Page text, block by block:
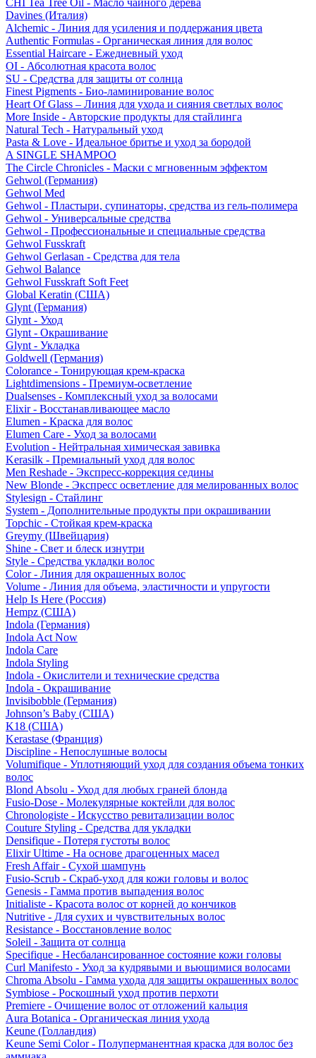
CHI Tea Tree Oil - Масло чайного дерева
Davines (Италия)
Alchemic - Линия для усиления и поддержания цвета
Authentic Formulas - Органическая линия для волос
Essential Haircare - Eжедневный уход
OI - Абсолютная красота волос
SU - Средства для защиты от солнца
Finest Pigments - Био-ламинирование волос
Heart Of Glass – Линия для ухода и сияния светлых волос
More Inside - Авторские продукты для стайлинга
Natural Tech - Натуральный уход
Pasta & Love - Идеальное бритье и уход за бородой
A SINGLE SHAMPOO
The Circle Chronicles - Маски с мгновенным эффектом
Gehwol (Германия)
Gehwol Med
Gehwol - Пластыри, супинаторы, средства из гель-полимера
Gehwol - Универсальные средства
Gehwol - Профессиональные и специальные средства
Gehwol Fusskraft
Gehwol Gerlasan - Средства для тела
Gehwol Balance
Gehwol Fusskraft Soft Feet
Global Keratin (США)
Glynt (Германия)
Glynt - Уход
Glynt - Окрашивание
Glynt - Укладка
Goldwell (Германия)
Colorance - Тонирующая крем-краска
Lightdimensions - Премиум-осветление
Dualsenses - Комплексный уход за волосами
Elixir - Восстанавливающее масло
Elumen - Краска для волос
Elumen Care - Уход за волосами
Evolution - Нейтральная химическая завивка
Kerasilk - Премиальный уход для волос
Men Reshade - Экспресс-коррекция седины
New Blonde - Экспресс осветление для мелированных волос
Stylesign - Стайлинг
System - Дополнительные продукты при окрашивании
Topchic - Стойкая крем-краска
Greymy (Швейцария)
Shine - Свет и блеск изнутри
Style - Средства укладки волос
Color - Линия для окрашенных волос
Volume - Линия для объема, эластичности и упругости
Help Is Here (Россия)
Hempz (США)
Indola (Германия)
Indola Act Now
Indola Care
Indola Styling
Indola - Окислители и технические средства
Indola - Окрашивание
Invisibobble (Германия)
Johnson’s Baby (США)
K18 (США)
Kerastase (Франция)
Discipline - Непослушные волосы
Volumifique - Уплотняющий уход для создания объема тонких
волос
Blond Absolu - Уход для любых граней блонда
Fusio-Dose - Молекулярные коктейли для волос
Chronologiste - Искусство ревитализации волос
Couture Styling - Средства для укладки
Densifique - Потеря густоты волос
Elixir Ultime - На основе драгоценных масел
Fresh Affair - Сухой шампунь
Fusio-Scrub - Скраб-уход для кожи головы и волос
Genesis - Гамма против выпадения волос
Initialiste - Красота волос от корней до кончиков
Nutritive - Для сухих и чувствительных волос
Resistance - Восстановление волос
Soleil - Защита от солнца
Specifique - Несбалансированное состояние кожи головы
Curl Manifesto - Уход за кудрявыми и вьющимися волосами
Chroma Absolu - Гамма ухода для защиты окрашенных волос
Symbiose - Роскошный уход против перхоти
Premiere - Очищение волос от отложений кальция
Aura Botanica - Органическая линия ухода
Keune (Голландия)
Keune Semi Color - Полуперманентная краска для волос без